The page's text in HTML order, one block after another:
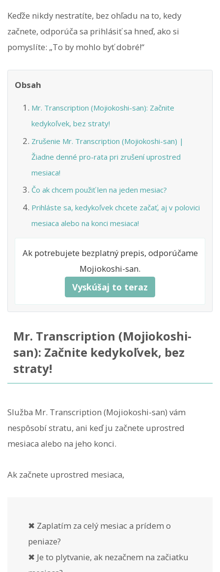
Keďže nikdy nestratíte, bez ohľadu na to, kedy
začnete, odporúča sa prihlásiť sa hneď, ako si
pomyslíte: „To by mohlo byť dobré!“
Obsah
Mr. Transcription (Mojiokoshi-san): Začnite
kedykoľvek, bez straty!
Zrušenie Mr. Transcription (Mojiokoshi-san) |
Žiadne denné pro-rata pri zrušení uprostred
mesiaca!
Čo ak chcem použiť len na jeden mesiac?
Prihláste sa, kedykoľvek chcete začať, aj v polovici
mesiaca alebo na konci mesiaca!
Ak potrebujete bezplatný prepis, odporúčame
Mojiokoshi-san.
Vyskúšaj to teraz
Mr. Transcription (Mojiokoshi-
san): Začnite kedykoľvek, bez
straty!
Služba Mr. Transcription (Mojiokoshi-san) vám
nespôsobí stratu, ani keď ju začnete uprostred
mesiaca alebo na jeho konci.
Ak začnete uprostred mesiaca,
✖ Zaplatím za celý mesiac a prídem o
peniaze?
✖ Je to plytvanie, ak nezačnem na začiatku